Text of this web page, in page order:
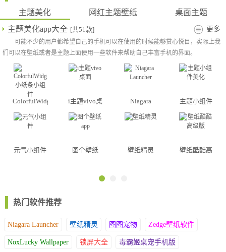
3. 桌面宠物：提供了多种可爱的桌面宠物，可以设置宠物的位置、
大小、透明度等，还可以与宠物互动。
4. 小游戏：内置了几款轻松有趣的小游戏，可以在桌面直接玩耍，
放松心情。
5. 音乐播放：支持音乐播放功能，可以在桌面直接播放音乐，方便
实用。
普通分类
可爱宠物壁纸等等；
一键设置桌面壁纸和锁屏壁纸，操作更简单，自动适应手机屏幕；
大量精选高清壁纸:每天定时更新，让你的移动桌面更精彩；
占用可以忽略的系统存储，达到省电不重复自启动的目的。适配各
锁屏壁纸
主题美化
网红主题壁纸
桌面主题
主题美化app大全 [共51款] 更多
可能不少的用户都希望自己的手机可以在使用的时候能够赏心悦目，实际上我
们可以在壁纸或者是主题上面使用一些软件来帮助自己丰富手机的界面。
ColorfulWidget
件
i主题vivo桌
Niagara
主题小组件
元气小组件
图个壁纸
壁纸精灵
壁纸酷酷高
热门软件推荐
Niagara Launcher 壁纸精灵 图图宠物 Zedge壁纸软件
NoxLucky Wallpaper 锁屏大全 毒霸姬桌宠手机版